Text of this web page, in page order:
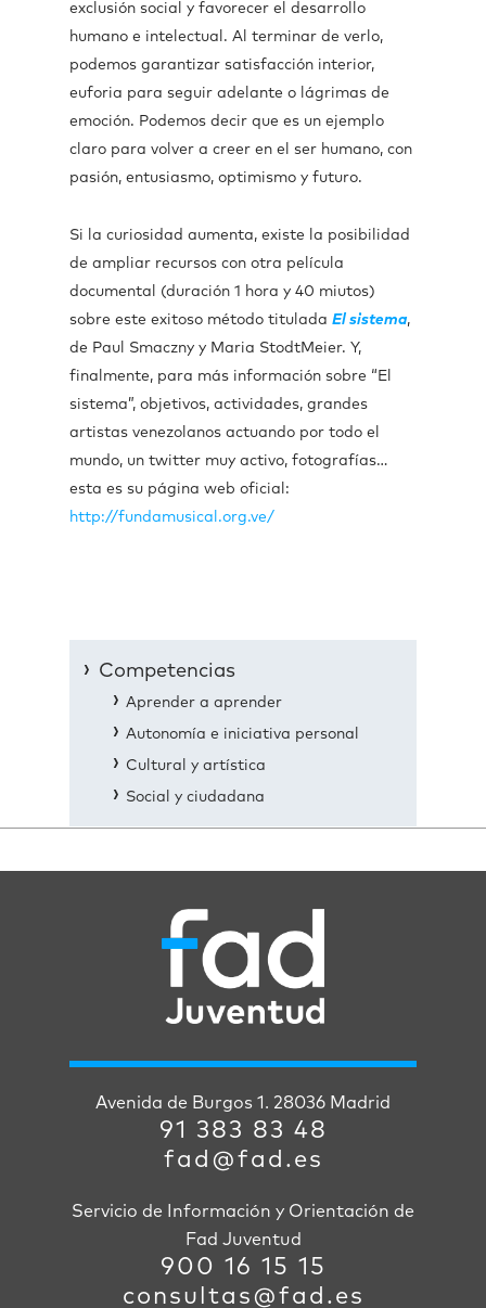
exclusión social y favorecer el desarrollo
humano e intelectual. Al terminar de verlo,
podemos garantizar satisfacción interior,
euforia para seguir adelante o lágrimas de
emoción. Podemos decir que es un ejemplo
claro para volver a creer en el ser humano, con
pasión, entusiasmo, optimismo y futuro.
Si la curiosidad aumenta, existe la posibilidad
de ampliar recursos con otra película
documental (duración 1 hora y 40 miutos)
sobre este exitoso método titulada El sistema,
de Paul Smaczny y Maria StodtMeier. Y,
finalmente, para más información sobre “El
sistema”, objetivos, actividades, grandes
artistas venezolanos actuando por todo el
mundo, un twitter muy activo, fotografías…
esta es su página web oficial:
http://fundamusical.org.ve/
Competencias
Aprender a aprender
Autonomía e iniciativa personal
Cultural y artística
Social y ciudadana
Avenida de Burgos 1. 28036 Madrid
91 383 83 48
fad@fad.es
Servicio de Información y Orientación de
Fad Juventud
900 16 15 15
consultas@fad.es